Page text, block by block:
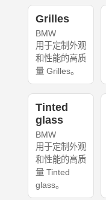
Grilles
BMW
用于定制外观
和性能的高质
量 Grilles。
Tinted
glass
BMW
用于定制外观
和性能的高质
量 Tinted
glass。